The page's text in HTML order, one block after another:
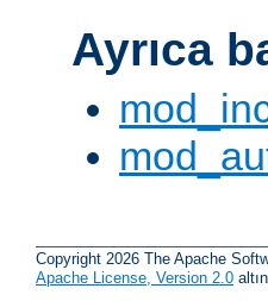
Ayrıca
Copyright 2026 The Apache
Apache License, Version 2.0